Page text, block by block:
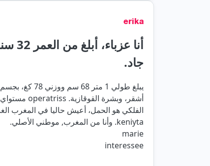
erika
أنا
جاد.
الفلكي هو الحمل، أعيش حاليا في المغرب
keniyta. وأنا من المغرب, موطني الأصلي.
marie
interessee